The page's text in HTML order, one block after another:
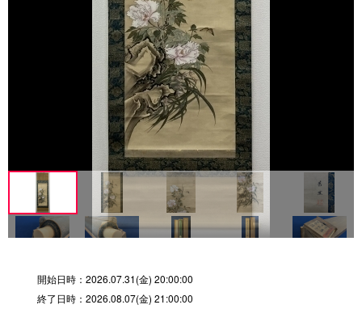
開始日時： 2026.07.31(金) 20:00:00
終了日時： 2026.08.07(金) 21:00:00